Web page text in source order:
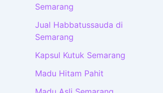
Semarang
Jual Habbatussauda di
Semarang
Kapsul Kutuk Semarang
Madu Hitam Pahit